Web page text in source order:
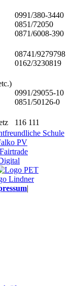
0991/380-3440
0851/72050
0871/6008-390
08741/9279798
0162/3230819
0991/29055-10
0851/50126-0
116 111
|